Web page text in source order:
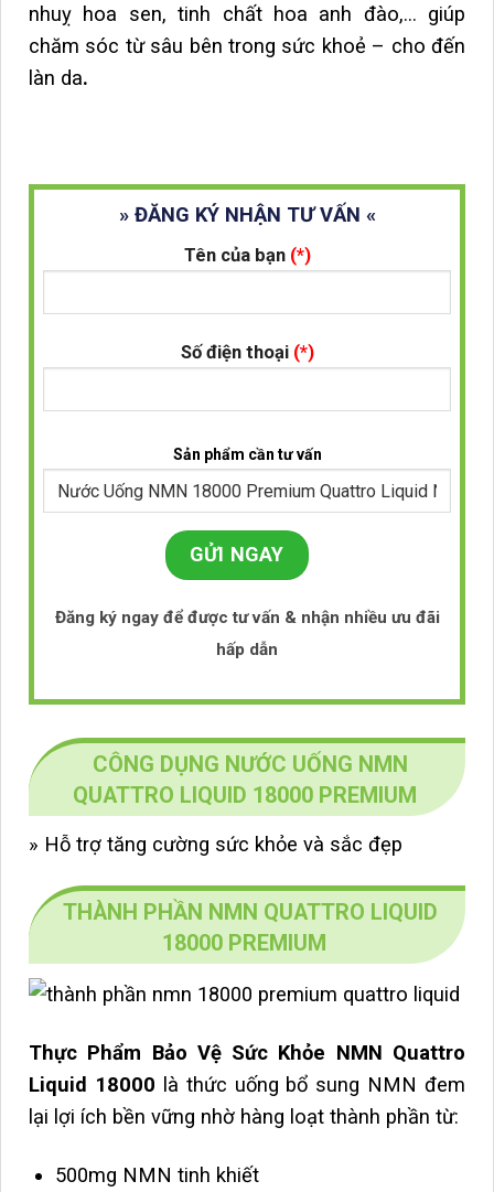
nhuỵ hoa sen, tinh chất hoa anh đào,… giúp
chăm sóc từ sâu bên trong sức khoẻ – cho đến
làn da.
» ĐĂNG KÝ NHẬN TƯ VẤN «
Tên của bạn (*)
Số điện thoại (*)
Sản phẩm cần tư vấn
Đăng ký ngay để được tư vấn & nhận nhiều ưu đãi
hấp dẫn
CÔNG DỤNG NƯỚC UỐNG NMN
QUATTRO LIQUID 18000 PREMIUM
» Hỗ trợ tăng cường sức khỏe và sắc đẹp
THÀNH PHẦN NMN QUATTRO LIQUID
18000 PREMIUM
Thực Phẩm Bảo Vệ Sức Khỏe NMN Quattro
Liquid 18000
là thức uống bổ sung NMN đem
lại lợi ích bền vững nhờ hàng loạt thành phần từ:
500mg NMN tinh khiết